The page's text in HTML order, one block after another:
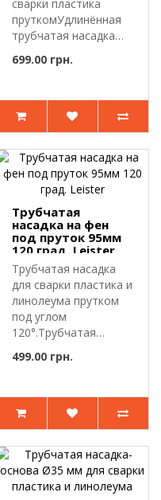
сварки пластика
пруткомУдлинённая
трубчатая насадка
699.00 грн.
Трубчатая
насадка на фен
под пруток 95мм
120 град. Leister
Трубчатая насадка
для сварки пластика и
линолеума прутком
под углом
120°.Трубчатая
499.00 грн.